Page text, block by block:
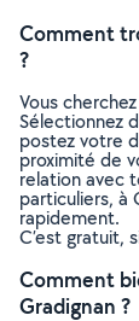
Comment
?
Vous
Sélectionnez
postez votre
proximité de
relation avec
particuliers, à
rapidement.
C’est gratuit,
Comment
Gradignan ?